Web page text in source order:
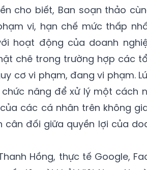
cho biết, Ban soạn thảo
vi, hạn chế mức thấp
hoạt động của doanh
chẽ trong trường hợp các
cơ vi phạm, đang vi phạm.
năng để xử lý một cách
các cá nhân trên không
cân đối giữa quyền lợi của
Hồng, thực tế Google,